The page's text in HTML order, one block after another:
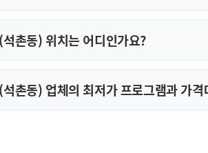
촌동) 위치는 어디인가요?
촌동) 업체의 최저가 프로그램과 가격